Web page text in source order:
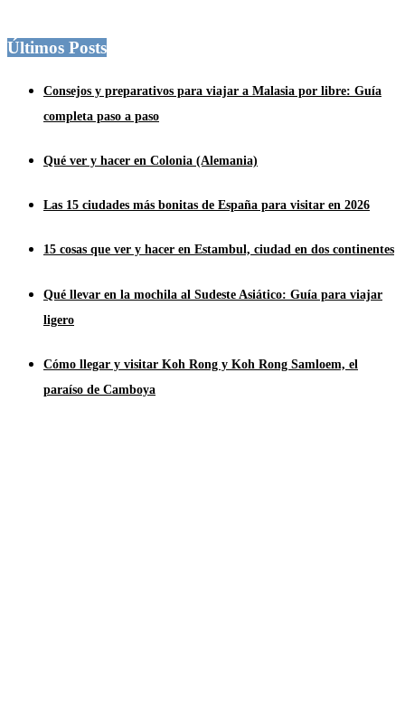
Últimos Posts
Consejos y preparativos para viajar a Malasia por libre: Guía
completa paso a paso
Qué ver y hacer en Colonia (Alemania)
Las 15 ciudades más bonitas de España para visitar en 2026
15 cosas que ver y hacer en Estambul, ciudad en dos continentes
Qué llevar en la mochila al Sudeste Asiático: Guía para viajar
ligero
Cómo llegar y visitar Koh Rong y Koh Rong Samloem, el
paraíso de Camboya